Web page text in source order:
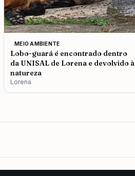
MEIO AMBIENTE
Lobo-guará é encontrado dentro
da UNISAL de Lorena e devolvido à
natureza
Lorena